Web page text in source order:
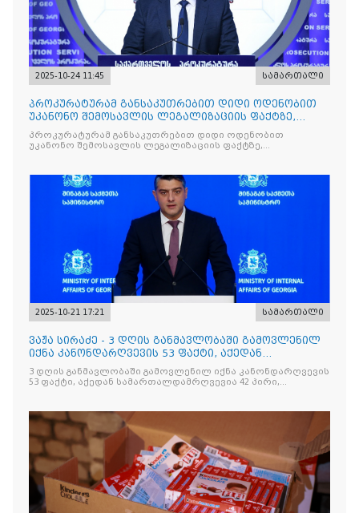
2025-10-24 11:45 სამართალი
პროკურატურამ განსაკუთრებით დიდი ოდენობით
უკანონო შემოსავლის ლეგალიზაციის ფაქტზე,
საქართველოს ყოფილ პ
პროკურატურამ განსაკუთრებით დიდი ოდენობით
უკანონო შემოსავლის ლეგალიზაციის ფაქტზე,
2025-10-21 17:21 სამართალი
ვაჟა სირაძე - 3 დღის განმავლობაში გამოვლენილ
იქნა კანონდარღვევის 53 ფაქტი, აქედან
სამართალდამრღვევია
3 დღის განმავლობაში გამოვლენილ იქნა კანონდარღვევის
53 ფაქტი, აქედან სამართალდამრღვევია 42 პირი,